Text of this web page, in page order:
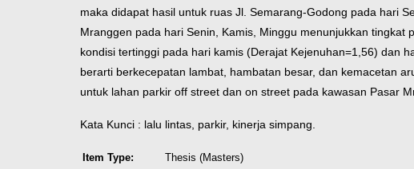
maka didapat hasil untuk ruas Jl. Semarang-Godong pada hari
Mranggen pada hari Senin, Kamis, Minggu menunjukkan
kondisi tertinggi pada hari kamis (Derajat Kejenuhan=1,56) dan
berarti berkecepatan lambat, hambatan besar, dan kemacetan
untuk lahan parkir off street dan on street pada kawasan Pasar
Kata Kunci : lalu lintas, parkir, kinerja simpang.
Item Type:
Thesis (Masters)